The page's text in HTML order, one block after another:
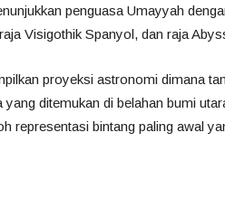
penguasa Umayyah
Visigothik Spanyol, dan raja
proyeksi astronomi dimana
ditemukan di belahan bumi
representasi bintang paling awal